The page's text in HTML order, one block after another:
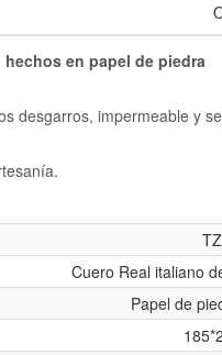
en papel de piedra
desgarros, impermeable y
Cuero Real italiano
Papel de